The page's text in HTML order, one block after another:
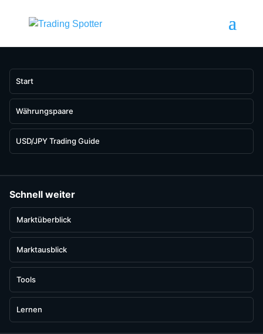
Start
Währungspaare
USD/JPY Trading Guide
Schnell weiter
Marktüberblick
Marktausblick
Tools
Lernen